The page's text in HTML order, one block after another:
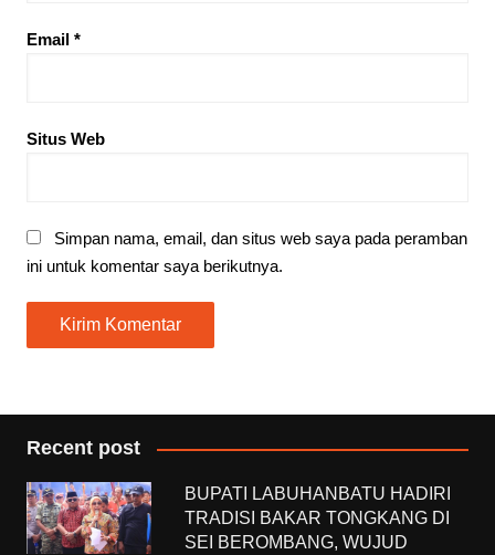
Email *
Situs Web
Simpan nama, email, dan situs web saya pada peramban
ini untuk komentar saya berikutnya.
Recent post
BUPATI LABUHANBATU HADIRI
TRADISI BAKAR TONGKANG DI
SEI BEROMBANG, WUJUD